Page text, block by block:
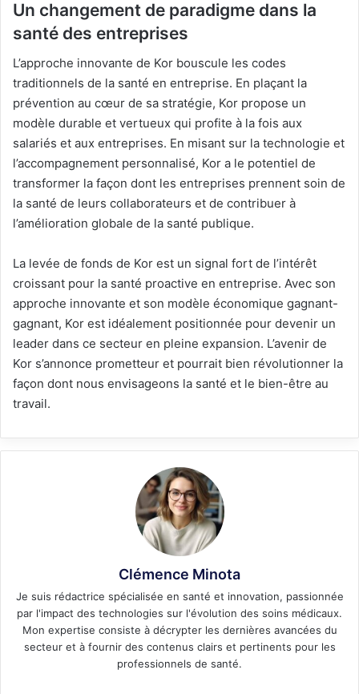
Un changement de paradigme dans la
santé des entreprises
L’approche innovante de Kor bouscule les codes
traditionnels de la santé en entreprise. En plaçant la
prévention au cœur de sa stratégie, Kor propose un
modèle durable et vertueux qui profite à la fois aux
salariés et aux entreprises. En misant sur la technologie et
l’accompagnement personnalisé, Kor a le potentiel de
transformer la façon dont les entreprises prennent soin de
la santé de leurs collaborateurs et de contribuer à
l’amélioration globale de la santé publique.
La levée de fonds de Kor est un signal fort de l’intérêt
croissant pour la santé proactive en entreprise. Avec son
approche innovante et son modèle économique gagnant-
gagnant, Kor est idéalement positionnée pour devenir un
leader dans ce secteur en pleine expansion. L’avenir de
Kor s’annonce prometteur et pourrait bien révolutionner la
façon dont nous envisageons la santé et le bien-être au
travail.
Clémence Minota
Je suis rédactrice spécialisée en santé et innovation, passionnée
par l'impact des technologies sur l'évolution des soins médicaux.
Mon expertise consiste à décrypter les dernières avancées du
secteur et à fournir des contenus clairs et pertinents pour les
professionnels de santé.